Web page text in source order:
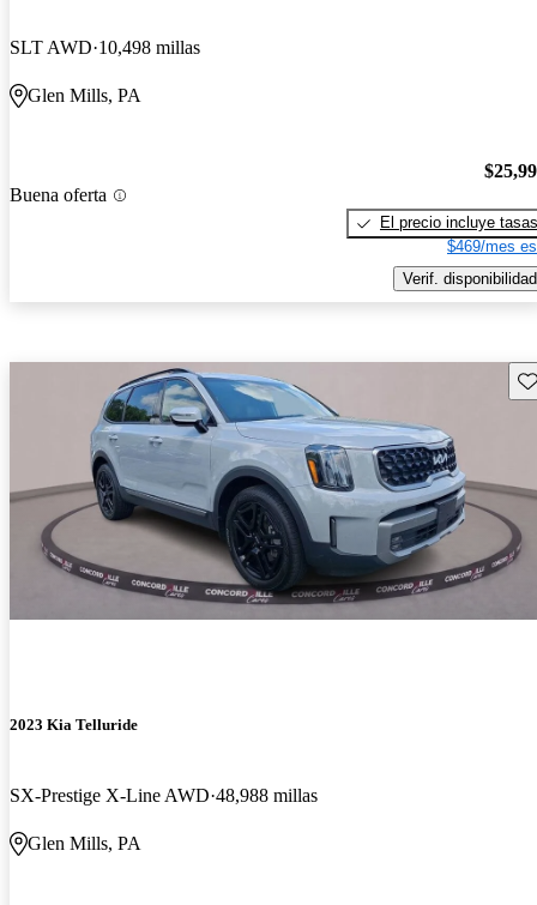
SLT AWD 10,498 millas
Glen Mills, PA
Buena oferta
El precio incluye tasas
$469/mes
Verif. disponibilidad
2023 Kia Telluride
SX-Prestige X-Line AWD 48,988 millas
Glen Mills, PA